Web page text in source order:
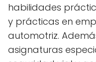
habilidades
y prácticas en
automotriz.
asignaturas